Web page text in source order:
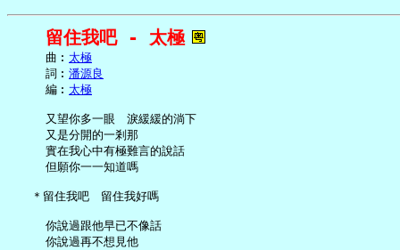
留住我吧 - 太極
     曲︰
太極
     詞︰
潘源良
     編︰
太極
     又望你多一眼　淚緩緩的淌下
     又是分開的一剎那
     實在我心中有極難言的說話
     但願你一一知道嗎
   ＊留住我吧　留住我好嗎
     你說過跟他早已不像話
     你說過再不想見他